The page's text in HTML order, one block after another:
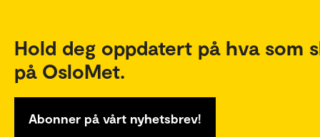
Hold deg oppdatert på hva som
på OsloMet.
Abonner på vårt nyhetsbrev!